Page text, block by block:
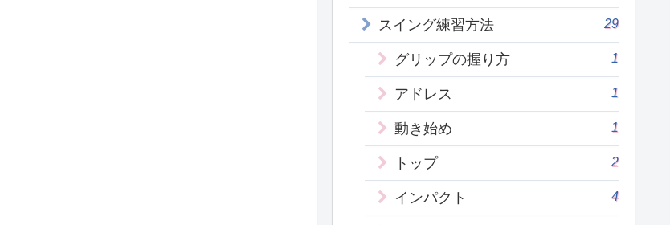
スイング練習方法 29
グリップの握り方 1
アドレス 1
動き始め 1
トップ 2
インパクト 4